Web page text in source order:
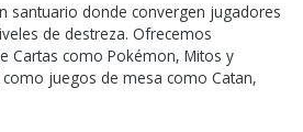
santuario donde convergen jugadores
de destreza. Ofrecemos
Cartas como Pokémon, Mitos y
como juegos de mesa como Catan,